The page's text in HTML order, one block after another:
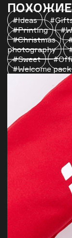
#Ideas
#Printing
#Christmas
photography
#Sweet
#Welcome pack